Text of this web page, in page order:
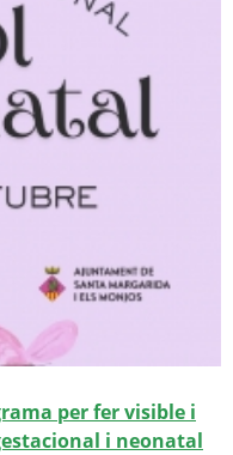
per fer visible i
i neonatal